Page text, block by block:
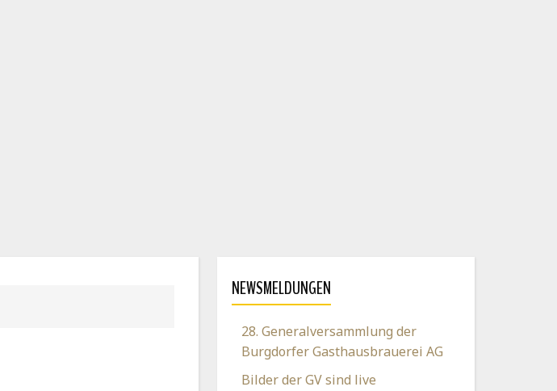
NEWSMELDUNGEN
28. Generalversammlung der
Burgdorfer Gasthausbrauerei AG
Bilder der GV sind live